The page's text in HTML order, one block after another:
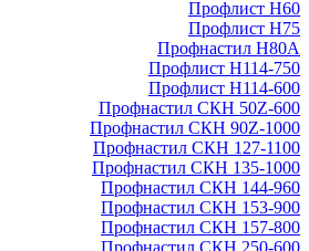
Профлист Н60
Профлист Н75
Профнастил Н80А
Профлист Н114-750
Профлист Н114-600
Профнастил СКН 50Z-600
Профнастил СКН 90Z-1000
Профнастил СКН 127-1100
Профнастил СКН 135-1000
Профнастил СКН 144-960
Профнастил СКН 153-900
Профнастил СКН 157-800
Профнастил СКН 250-600